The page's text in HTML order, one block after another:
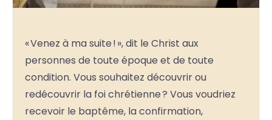
« Venez à ma suite ! », dit le Christ aux
personnes de toute époque et de toute
condition. Vous souhaitez découvrir ou
redécouvrir la foi chrétienne ? Vous voudriez
recevoir le baptême, la confirmation,